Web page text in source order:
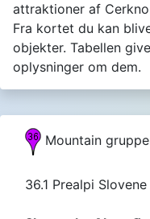
attraktioner af
Fra kortet du kan
objekter. Tabellen
oplysninger om dem.
Mountain
36.1 Prealpi